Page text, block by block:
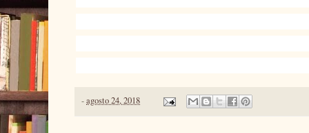
-agosto 24, 2018